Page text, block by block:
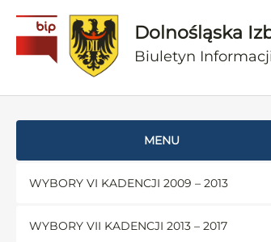
Dolnośląska
Biuletyn
MENU
WYBORY VI KADENCJI 2009 – 2013
WYBORY VII KADENCJI 2013 – 2017